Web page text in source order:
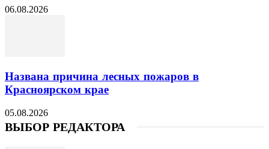
06.08.2026
Названа причина лесных пожаров в
Красноярском крае
05.08.2026
ВЫБОР РЕДАКТОРА